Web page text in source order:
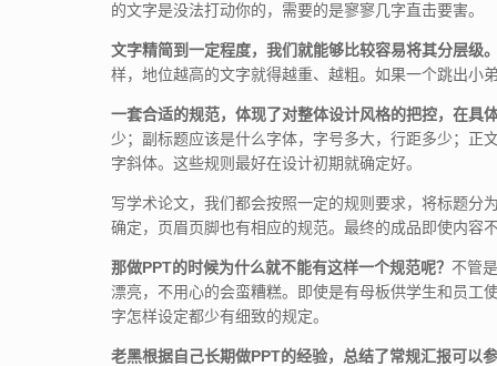
的文字是没法打动你的，需要的是寥寥几字直击要害。
文字精简到一定程度，我们就能够比较容易将其分层级
样，地位越高的文字就得越重、越粗。如果一个跳出小
一套合适的规范，体现了对整体设计风格的把控，在具
少；副标题应该是什么字体，字号多大，行距多少；正
字斜体。这些规则最好在设计初期就确定好。
写学术论文，我们都会按照一定的规则要求，将标题分
确定，页眉页脚也有相应的规范。最终的成品即使内容
那做PPT的时候为什么就不能有这样一个规范呢？ 不管
漂亮，不用心的会蛮糟糕。即使是有母板供学生和员工
字怎样设定都少有细致的规定。
老黑根据自己长期做PPT的经验，总结了常规汇报可以